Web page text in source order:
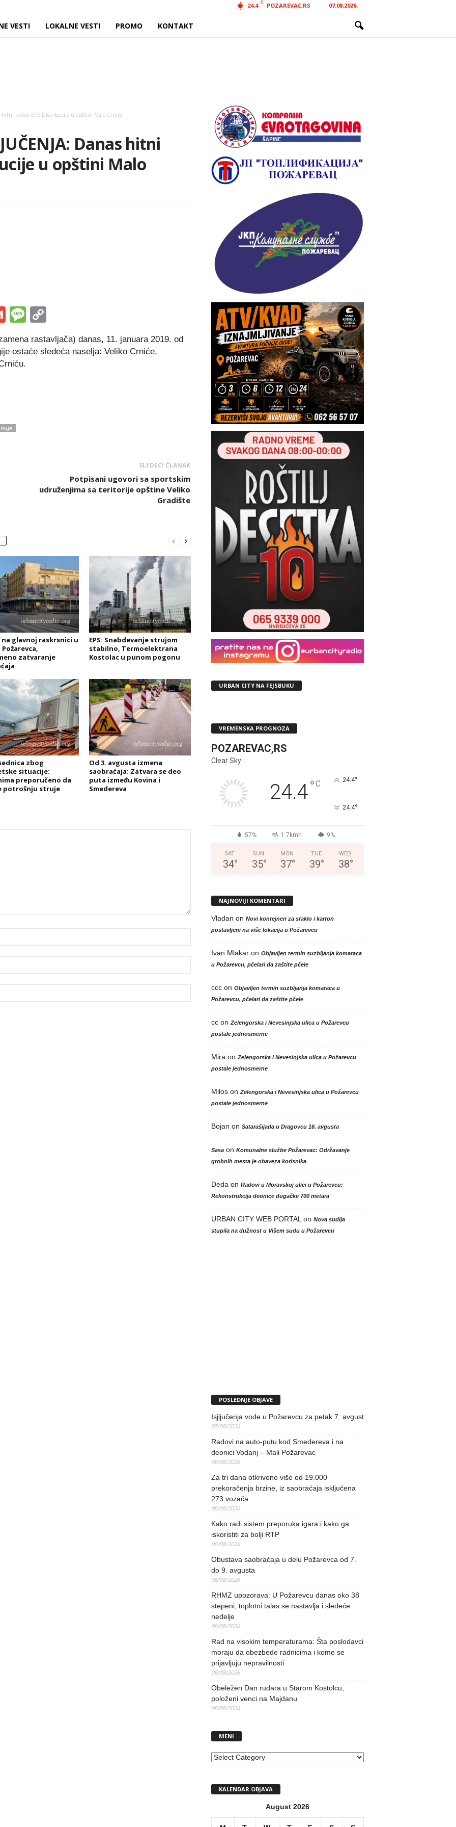
24.4
C POZAREVAC,RS 07.08.2026.
VESTI LOKALNE VESTI PROMO KONTAKT
hitni radovi EPS Distribucije u opštini Malo Crniće
Danas hitni
u opštini Malo
GmailMessage
Link
rastavljača) danas, 11. januara 2019. od
ostaće sledeća naselja: Veliko Crniće,
SLEDEĆI ČLANAK
Potpisani ugovori sa sportskim
udruženjima sa teritorije opštine Veliko
Gradište
na glavnoj raskrsnici u
zatvaranje
EPS: Snabdevanje strujom
stabilno, Termoelektrana
Kostolac u punom pogonu
zbog
situacije:
preporučeno da
potrošnju struje
Od 3. avgusta izmena
saobraćaja: Zatvara se deo
puta između Kovina i
Smedereva
URBAN CITY NA FEJSBUKU
VREMENSKA PROGNOZA
POZAREVAC,RS
Clear Sky
24.4°C 24.4°
24.4°
57% 1.7kmh 9%
SAT
34°
SUN
35°
MON
37°
TUE
39°
WED
38°
NAJNOVIJI KOMENTARI
Vladan on Novi kontejneri za staklo i karton
postavljeni na više lokacija u Požarevcu
Ivan Mlakaron Objavljen termin suzbijanja komaraca
u Požarevcu, pčelari da zaštite pčele
cccon Objavljen termin suzbijanja komaraca u
Požarevcu, pčelari da zaštite pčele
ccon Zelengorska i Nevesinjska ulica u Požarevcu
postale jednosmerne
Mira on Zelengorska i Nevesinjska ulica u Požarevcu
postale jednosmerne
Miloson Zelengorska i Nevesinjska ulica u Požarevcu
postale jednosmerne
Bojan on Satarašijada u Dragovcu 16. avgusta
Sasaon Komunalne službe Požarevac: Održavanje
grobnih mesta je obaveza korisnika
Deda on Radovi u Moravskoj ulici u Požarevcu:
Rekonstrukcija deonice dugačke 700 metara
URBAN CITY WEB PORTAL on Nova sudija
stupila na dužnost u Višem sudu u Požarevcu
POSLEDNJE OBJAVE
Isjljučenja vode u Požarevcu za petak 7. avgust
07/08/2026
Radovi na auto-putu kod Smedereva i na
deonici Vodanj – Mali Požarevac
06/08/2026
Za tri dana otkriveno više od 19.000
prekoračenja brzine, iz saobraćaja isključena
273 vozača
06/08/2026
Kako radi sistem preporuka igara i kako ga
iskoristiti za bolji RTP
06/08/2026
Obustava saobraćaja u delu Požarevca od 7.
do 9. avgusta
06/08/2026
RHMZ upozorava: U Požarevcu danas oko 38
stepeni, toplotni talas se nastavlja i sledeće
nedelje
06/08/2026
Rad na visokim temperaturama: Šta poslodavci
moraju da obezbede radnicima i kome se
prijavljuju nepravilnosti
06/08/2026
Obeležen Dan rudara u Starom Kostolcu,
položeni venci na Majdanu
06/08/2026
MENI
MENI
KALENDAR OBJAVA
August 2026